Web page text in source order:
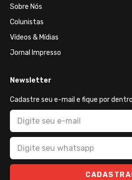
Sobre Nós
Colunistas
Vídeos & Mídias
Jornal Impresso
Newsletter
Cadastre seu e-mail e fique por